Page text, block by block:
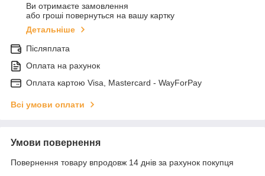
Ви отримаєте замовлення
або гроші повернуться на вашу картку
Детальніше
Післяплата
Оплата на рахунок
Оплата картою Visa, Mastercard - WayForPay
Всі умови оплати
Умови повернення
Повернення товару впродовж 14 днів за рахунок покупця